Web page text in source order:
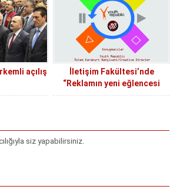
açılış
İletişim Fakültesi’nde
“Reklamın yeni eğlencesi
oyun içi reklam” konulu
siz yapabilirsiniz.